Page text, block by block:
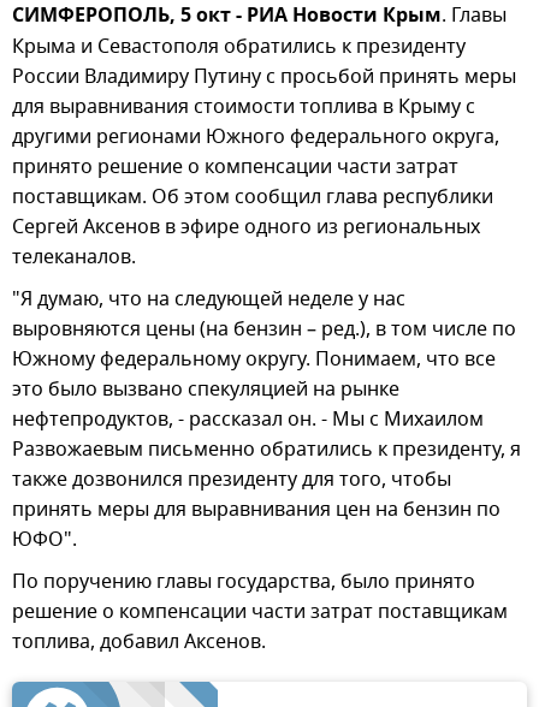
СИМФЕРОПОЛЬ, 5 окт - РИА Новости Крым. Главы
Крыма и Севастополя обратились к президенту
России Владимиру Путину с просьбой принять меры
для выравнивания стоимости топлива в Крыму с
другими регионами Южного федерального округа,
принято решение о компенсации части затрат
поставщикам. Об этом сообщил глава республики
Сергей Аксенов в эфире одного из региональных
телеканалов.
"Я думаю, что на следующей неделе у нас
выровняются цены (на бензин – ред.), в том числе по
Южному федеральному округу. Понимаем, что все
это было вызвано спекуляцией на рынке
нефтепродуктов, - рассказал он. - Мы с Михаилом
Развожаевым письменно обратились к президенту, я
также дозвонился президенту для того, чтобы
принять меры для выравнивания цен на бензин по
ЮФО".
По поручению главы государства, было принято
решение о компенсации части затрат поставщикам
топлива, добавил Аксенов.